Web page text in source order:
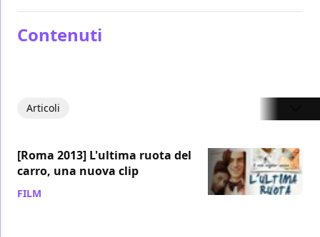
Contenuti
Articoli
[Roma 2013] L'ultima ruota del
carro, una nuova clip
FILM